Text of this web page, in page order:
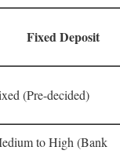
Fixed Deposit
(Pre-decided)
to High (Bank